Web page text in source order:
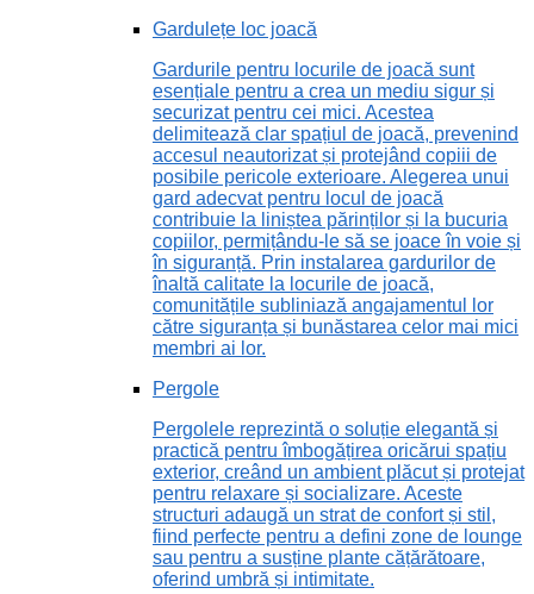
Gardulețe loc joacă
Gardurile pentru locurile de joacă sunt
esențiale pentru a crea un mediu sigur și
securizat pentru cei mici. Acestea
delimitează clar spațiul de joacă, prevenind
accesul neautorizat și protejând copiii de
posibile pericole exterioare. Alegerea unui
gard adecvat pentru locul de joacă
contribuie la liniștea părinților și la bucuria
copiilor, permițându-le să se joace în voie și
în siguranță. Prin instalarea gardurilor de
înaltă calitate la locurile de joacă,
comunitățile subliniază angajamentul lor
către siguranța și bunăstarea celor mai mici
membri ai lor.
Pergole
Pergolele reprezintă o soluție elegantă și
practică pentru îmbogățirea oricărui spațiu
exterior, creând un ambient plăcut și protejat
pentru relaxare și socializare. Aceste
structuri adaugă un strat de confort și stil,
fiind perfecte pentru a defini zone de lounge
sau pentru a susține plante cățărătoare,
oferind umbră și intimitate.